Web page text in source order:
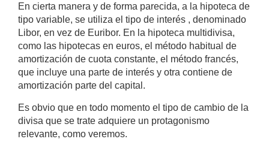
En cierta manera y de forma parecida, a la hipoteca de
tipo variable, se utiliza el tipo de interés , denominado
Libor, en vez de Euribor. En la hipoteca multidivisa,
como las hipotecas en euros, el método habitual de
amortización de cuota constante, el método francés,
que incluye una parte de interés y otra contiene de
amortización parte del capital.
Es obvio que en todo momento el tipo de cambio de la
divisa que se trate adquiere un protagonismo
relevante, como veremos.